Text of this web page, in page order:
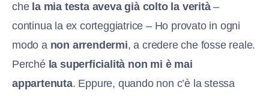
che la mia testa aveva già colto la verità–
continua la ex corteggiatrice – Ho provato in ogni
modo a non arrendermi, a credere che fosse reale.
Perché la superficialità non mi è mai
appartenuta. Eppure, quando non c’è la stessa